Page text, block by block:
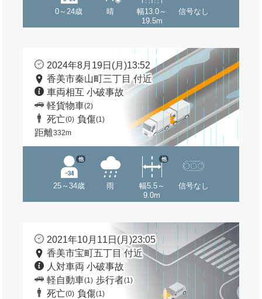
0～24歳 晴
幅13.0～
19.5m
信号なし
2024年8月19日(月)13:52
香美市秦山町三丁目 付近
車両相互 小破事故
軽貨物車(2)
死亡(0) 負傷(1)
距離332m
25～34歳
他
雨
幅5.5～
9.0m
他
信号なし
2021年10月11日(月)23:05
香美市宝町五丁目 付近
人対車両 小破事故
軽自動車(1) 歩行者(1)
死亡(0) 負傷(1)